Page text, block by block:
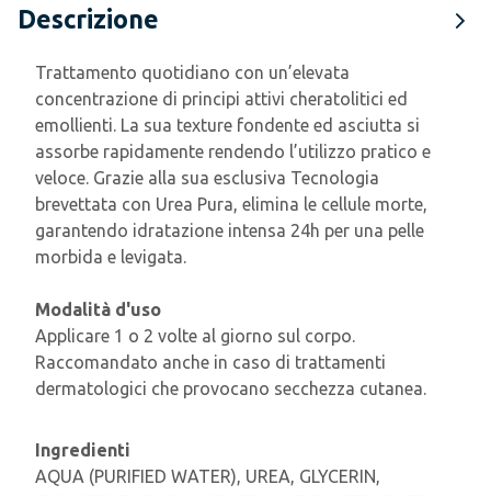
Descrizione
Trattamento quotidiano con un’elevata
concentrazione di principi attivi cheratolitici ed
emollienti. La sua texture fondente ed asciutta si
assorbe rapidamente rendendo l’utilizzo pratico e
veloce. Grazie alla sua esclusiva Tecnologia
brevettata con Urea Pura, elimina le cellule morte,
garantendo idratazione intensa 24h per una pelle
morbida e levigata.
Modalità d'uso
Applicare 1 o 2 volte al giorno sul corpo.
Raccomandato anche in caso di trattamenti
dermatologici che provocano secchezza cutanea.
Ingredienti
AQUA (PURIFIED WATER), UREA, GLYCERIN,